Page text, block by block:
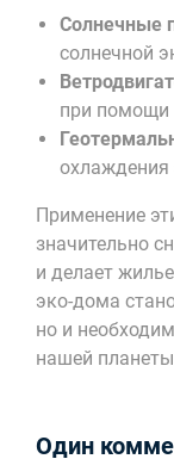
Солнечные
солнечной
при помощи
охлаждения
Применение
значительно
и делает
эко-дома
но и
нашей
Один